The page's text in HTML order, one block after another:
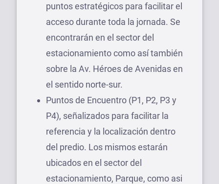
puntos estratégicos para facilitar el
acceso durante toda la jornada. Se
encontrarán en el sector del
estacionamiento como así también
sobre la Av. Héroes de Avenidas en
el sentido norte-sur.
Puntos de Encuentro (P1, P2, P3 y
P4), señalizados para facilitar la
referencia y la localización dentro
del predio. Los mismos estarán
ubicados en el sector del
estacionamiento, Parque, como asi